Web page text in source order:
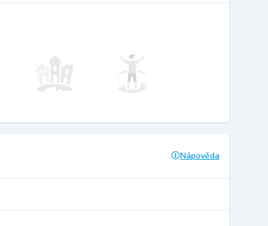
Nápověda